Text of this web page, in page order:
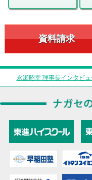
資料請求
永瀬昭幸 理事長インタビュ